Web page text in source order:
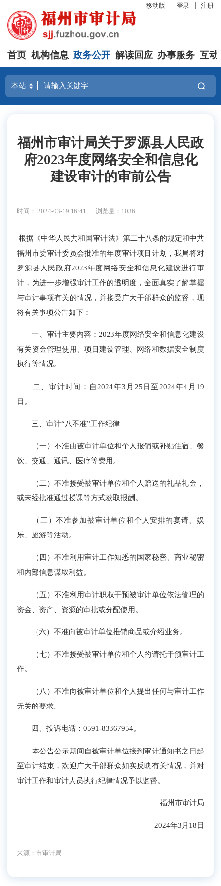
移动版 登录 注册
首页 机构信息 政务公开 解读回应 办事服务 互动
福州市审计局关于罗源县人民政
府2023年度网络安全和信息化
建设审计的审前公告
时间： 2024-03-19 16:41 浏览量：1036
根据《中华人民共和国审计法》第二十八条的规定和中共
福州市委审计委员会批准的年度审计项目计划 ，我局将对
罗源县人民政府2023年度网络安全和信息化建设进行审
计，为进一步增强审计工作的透明度，全面真实了解掌握
与审计事项有关的情况，并接受广大干部群众的监督，现
将有关事项公告如下：
一、审计主要内容： 2023年度网络安全和信息化建设
有关资金管理使用、项目建设管理、网络和数据安全制度
执行等情况。
二、审计时间：自2024年3月25日至2024年4月19
日。
三、审计“八不准”工作纪律
（一）不准由被审计单位和个人报销或补贴住宿、餐
饮、交通、通讯、医疗等费用。
（二）不准接受被审计单位和个人赠送的礼品礼金，
或未经批准通过授课等方式获取报酬。
（三）不准参加被审计单位和个人安排的宴请、娱
乐、旅游等活动。
（四）不准利用审计工作知悉的国家秘密、商业秘密
和内部信息谋取利益。
（五）不准利用审计职权干预被审计单位依法管理的
资金、资产、资源的审批或分配使用。
（六）不准向被审计单位推销商品或介绍业务。
（七）不准接受被审计单位和个人的请托干预审计工
作。
（八）不准向被审计单位和个人提出任何与审计工作
无关的要求。
四、投诉电话：0591-83367954。
本公告公示期间自被审计单位接到审计通知书之日起
至审计结束，欢迎广大干部群众如实反映有关情况，并对
审计工作和审计人员执行纪律情况予以监督。
福州市审计局
2024年3 月 18日
来源：市审计局